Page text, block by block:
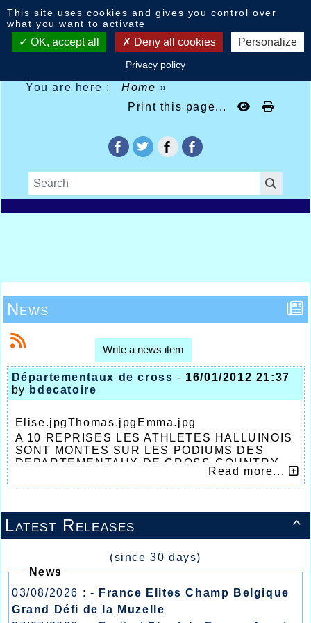
You are here : Home»
Print this page...

Latest Releases
(since 30 days)
News
03/08/2026 : - France Elites Champ Belgique
Grand Défi de la Muzelle
News
Write a news item
Départementaux de cross - 16/01/2012 21:37
by bdecatoire
Elise.jpgThomas.jpgEmma.jpg
A 10 REPRISES LES ATHLETES HALLUINOIS
SONT MONTES SUR LES PODIUMS DES
DEPARTEMENTAUX DE CROSS-COUNTRY
Premier grand rendez-vous hivernal pour le
déroulaient le week-end dernier, le samedi
pour les jeunes à Coudekerque Branche, le
dimanche à Auby, près de Douai, pour les
adultes et il faut dire que les athlètes
Halluinois ne devaient pas passer inaperçus.
En effet à 10 reprises les Halluinois devaient
être appelés aux différents podiums avec
notamment une grosse satisfaction pour les
dirigeants Halluinois chez les jeunes où les
Read more...
This site uses cookies and gives you control over
what you want to activate
OK, accept all Deny all cookies Personalize
Privacy policy